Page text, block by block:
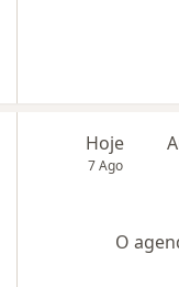
Hoje
7 Ago
O